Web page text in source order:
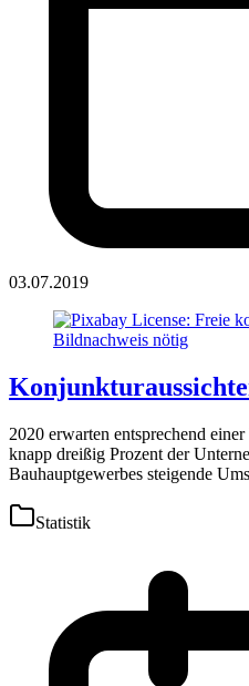
03.07.2019
2020 erwarten entsprechend
knapp dreißig Prozent der
Bauhauptgewerbes steigende
Statistik